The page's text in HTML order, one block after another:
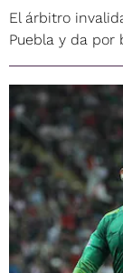
El árbitro
Puebla y da por